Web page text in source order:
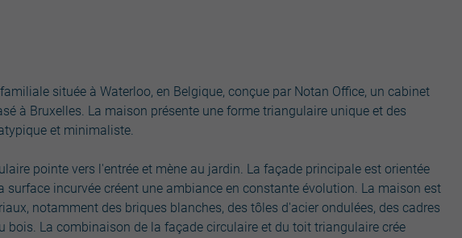
située à Waterloo, en Belgique, conçue par Notan Office, un cabinet
à Bruxelles. La maison présente une forme triangulaire unique et des
et minimaliste.
pointe vers l'entrée et mène au jardin. La façade principale est orientée
surface incurvée créent une ambiance en constante évolution. La maison est
notamment des briques blanches, des tôles d'acier ondulées, des cadres
bois. La combinaison de la façade circulaire et du toit triangulaire crée